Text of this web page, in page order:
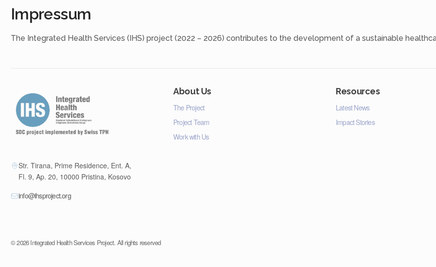
Impressum
The Integrated Health Services (IHS) project (2022 – 2026) contributes to the development of a sustainable
Str. Tirana, Prime Residence, Ent. A,
Fl. 9, Ap. 20, 10000 Pristina, Kosovo
info@ihsproject.org
About Us
The Project
Project Team
Work with Us
Resources
Latest News
Impact Stories
©2026Integrated Health Services Project. All rights reserved